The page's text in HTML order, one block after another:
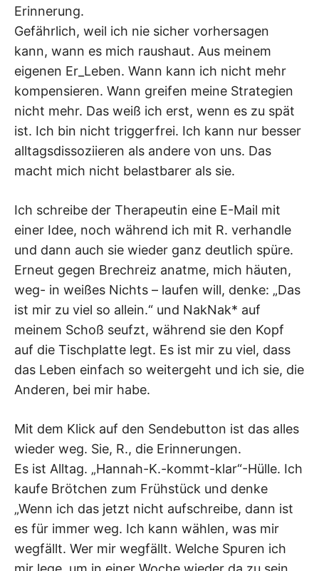
Erinnerung.
Gefährlich, weil ich nie sicher vorhersagen
kann, wann es mich raushaut. Aus meinem
eigenen Er_Leben. Wann kann ich nicht mehr
kompensieren. Wann greifen meine Strategien
nicht mehr. Das weiß ich erst, wenn es zu spät
ist. Ich bin nicht triggerfrei. Ich kann nur besser
alltagsdissoziieren als andere von uns. Das
macht mich nicht belastbarer als sie.
Ich schreibe der Therapeutin eine E-Mail mit
einer Idee, noch während ich mit R. verhandle
und dann auch sie wieder ganz deutlich spüre.
Erneut gegen Brechreiz anatme, mich häuten,
weg- in weißes Nichts – laufen will, denke: „Das
ist mir zu viel so allein.“ und NakNak* auf
meinem Schoß seufzt, während sie den Kopf
auf die Tischplatte legt. Es ist mir zu viel, dass
das Leben einfach so weitergeht und ich sie, die
Anderen, bei mir habe.
Mit dem Klick auf den Sendebutton ist das alles
wieder weg. Sie, R., die Erinnerungen.
Es ist Alltag. „Hannah-K.-kommt-klar“-Hülle. Ich
kaufe Brötchen zum Frühstück und denke
„Wenn ich das jetzt nicht aufschreibe, dann ist
es für immer weg. Ich kann wählen, was mir
wegfällt. Wer mir wegfällt. Welche Spuren ich